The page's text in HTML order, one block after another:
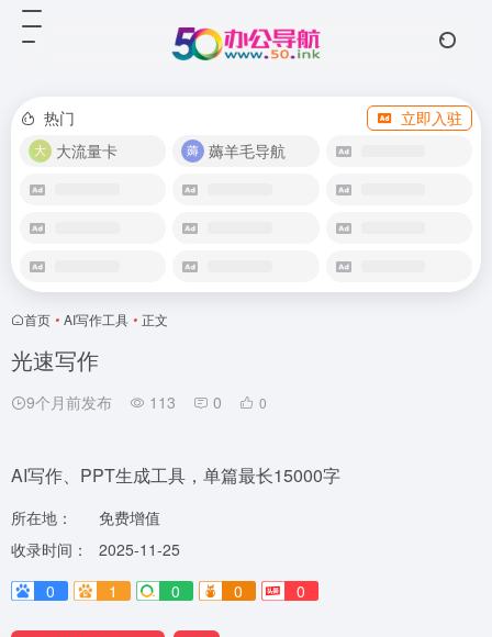
热门
立即入驻
大流量卡
薅羊毛导航
首页 • AI写作工具 • 正文
光速写作
9个月前发布 113 0 0
AI写作、PPT生成工具，单篇最长15000字
所在地：
免费增值
收录时间：
2025-11-25
0
1 0 0 0